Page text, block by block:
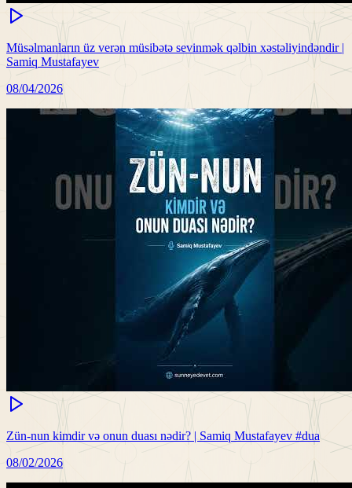
Müsəlmanların üz verən müsibətə sevinmək qəlbin xəstəliyindəndir |
Samiq Mustafayev
08/04/2026
Zün-nun kimdir və onun duası nədir? | Samiq Mustafayev #dua
08/02/2026